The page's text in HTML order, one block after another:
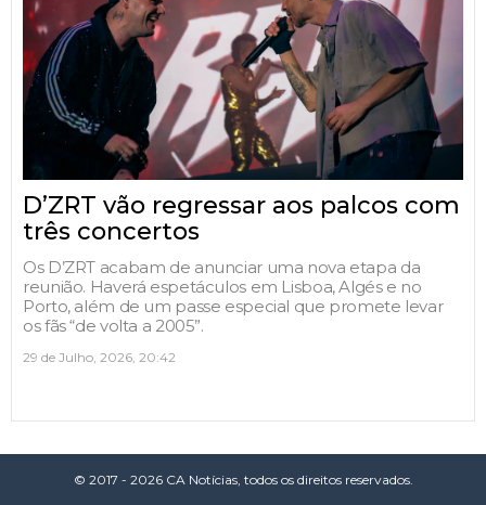
D’ZRT vão regressar aos palcos com
três concertos
Os D’ZRT acabam de anunciar uma nova etapa da
reunião. Haverá espetáculos em Lisboa, Algés e no
Porto, além de um passe especial que promete levar
os fãs “de volta a 2005”.
29 de Julho, 2026, 20:42
© 2017 - 2026 CA Notícias, todos os direitos reservados.